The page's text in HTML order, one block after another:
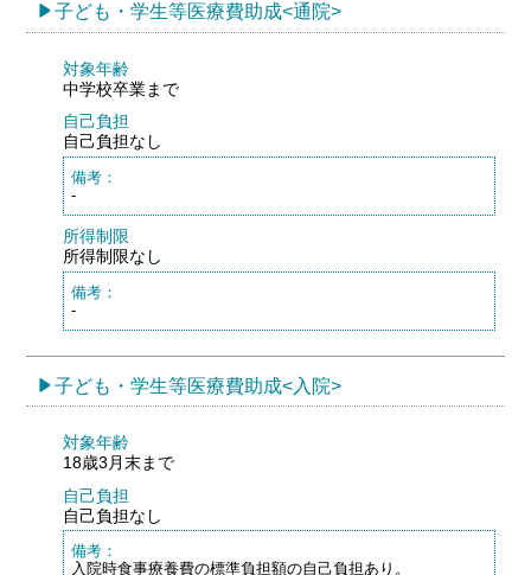
子ども・学生等医療費助成<通院>
対象年齢
中学校卒業まで
自己負担
自己負担なし
備考：
-
所得制限
所得制限なし
備考：
-
子ども・学生等医療費助成<入院>
対象年齢
18歳3月末まで
自己負担
自己負担なし
備考：
入院時食事療養費の標準負担額の自己負担あり。